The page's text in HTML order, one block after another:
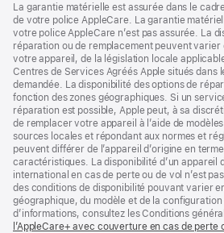
La garantie matérielle est assurée dans le
de votre police AppleCare. La garantie
votre police AppleCare n’est pas assurée. La
réparation ou de remplacement peuvent varier
votre appareil, de la législation locale
Centres de Services Agréés Apple situés dans
demandée. La disponibilité des options de
fonction des zones géographiques. Si un
réparation est possible, Apple peut, à sa
de remplacer votre appareil à l’aide de
sources locales et répondant aux normes et
peuvent différer de l’appareil d’origine en
caractéristiques. La disponibilité d’un appareil
international en cas de perte ou de vol n’est
des conditions de disponibilité pouvant varier
géographique, du modèle et de la configuration
d’informations, consultez les Conditions
l’AppleCare+ avec couverture en cas de perte